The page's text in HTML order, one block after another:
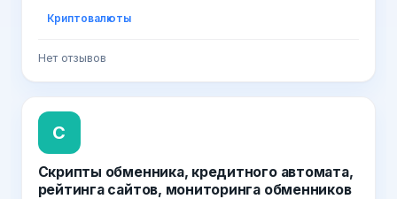
QIWI
Криптовалюты
Нет отзывов
С
Скрипты обменника, кредитного автомата,
рейтинга сайтов, мониторинга обменников